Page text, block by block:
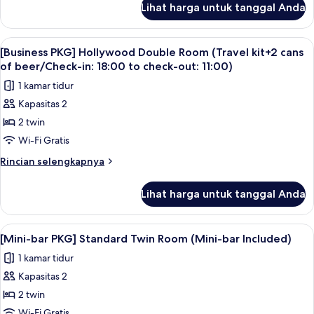
check-
in)
Balcony
Deluxe
Twin
(assigned
check-
in)
Lihat harga untuk tanggal Anda
Lihat
semua
foto
untuk
[Business
PKG]
Hollywood
Double
kit+2
cans
of
beer/Check-
in:
18:00
to
Brankas, tirai kedap cahaya, Wi-Fi
7
[Business PKG] Hollywood Double Room (Travel kit+2 cans
of beer/Check-in: 18:00 to check-out: 11:00)
1 kamar tidur
Kapasitas 2
2 twin
Wi-Fi Gratis
Rincian selengkapnya
Rincian
[Business
PKG]
Hollywood
Double
Room
(Travel
cans
Lihat harga untuk tanggal Anda
Lihat
semua
foto
untuk
[Mini-
Brankas, tirai kedap cahaya, Wi-Fi
7
[Mini-bar PKG] Standard Twin Room (Mini-bar Included)
1 kamar tidur
Kapasitas 2
2 twin